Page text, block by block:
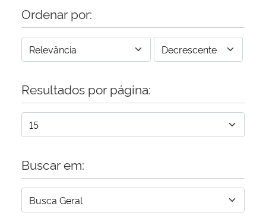
Ordenar por:
Resultados por página:
Buscar em: